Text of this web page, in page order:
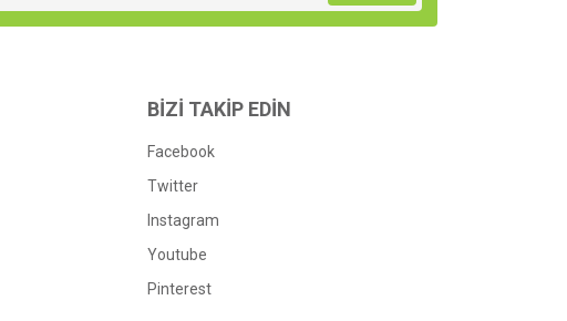
BİZİ TAKİP EDİN
Facebook
Twitter
Instagram
Youtube
Pinterest